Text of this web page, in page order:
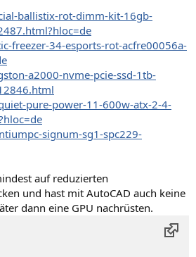
ballistix-rot-dimm-kit-16gb-
freezer-34-esports-rot-acfre00056a-
a2000-nvme-pcie-ssd-1tb-
pure-power-11-600w-atx-2-4-
signum-sg1-spc229-
auf reduzierten
und hast mit AutoCAD auch keine
dann eine GPU nachrüsten.